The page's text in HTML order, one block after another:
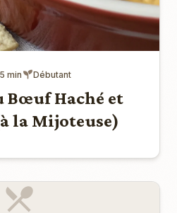
min Débutant
Bœuf Haché et
la Mijoteuse)